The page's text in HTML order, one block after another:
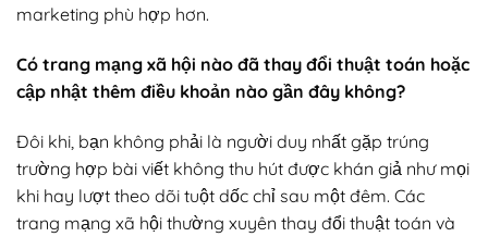
marketing phù hợp hơn.
Có trang mạng xã hội nào đã thay đổi thuật toán hoặc
cập nhật thêm điều khoản nào gần đây không?
Đôi khi, bạn không phải là người duy nhất gặp trúng
trường hợp bài viết không thu hút được khán giả như mọi
khi hay lượt theo dõi tuột dốc chỉ sau một đêm. Các
trang mạng xã hội thường xuyên thay đổi thuật toán và